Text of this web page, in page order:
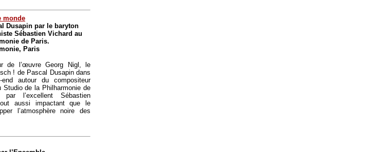
monde
Dusapin par le baryton
Sébastien Vichard au
de Paris.
Paris
de l’œuvre Georg Nigl, le
! de Pascal Dusapin dans
end autour du compositeur
Studio de la Philharmonie de
par l’excellent Sébastien
aussi impactant que le
l’atmosphère noire des